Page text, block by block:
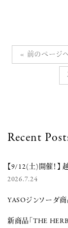
« 前のページ
Recent
【9/12(土)開催！
2026.7.24
YASOジンソーダ
新商品「THE